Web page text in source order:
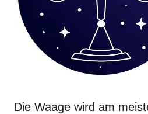
Die Waage wird am